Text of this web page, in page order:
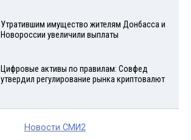
Утратившим имущество жителям Донбасса и
Новороссии увеличили выплаты
Цифровые активы по правилам: Совфед
утвердил регулирование рынка криптовалют
Новости СМИ2